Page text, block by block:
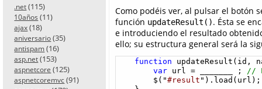
.net (115)
10años (11)
ajax (18)
aniversario (35)
antispam (16)
asp.net (153)
aspnetcore (125)
aspnetcoremvc (91)
Como podéis ver, al pulsar el botón
función updateResult(). Ésta se
e introduciendo el resultado
ello; su estructura general será la
function updateResult(id,
var url = _______ ; //
        $("
#result ").load(url);